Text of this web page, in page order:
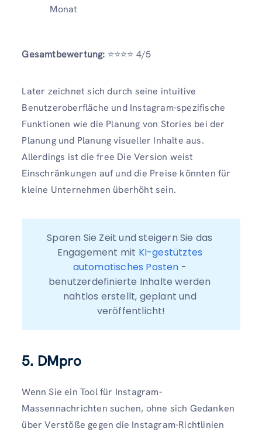
Monat
Gesamtbewertung: ⭐️⭐️⭐️⭐️ 4/5
Later zeichnet sich durch seine intuitive
Benutzeroberfläche und Instagram-spezifische
Funktionen wie die Planung von Stories bei der
Planung und Planung visueller Inhalte aus.
Allerdings ist die free Die Version weist
Einschränkungen auf und die Preise könnten für
kleine Unternehmen überhöht sein.
Sparen Sie Zeit und steigern Sie das
Engagement mit KI-gestütztes
automatisches Posten -
benutzerdefinierte Inhalte werden
nahtlos erstellt, geplant und
veröffentlicht!
5. DMpro
Wenn Sie ein Tool für Instagram-
Massennachrichten suchen, ohne sich Gedanken
über Verstöße gegen die Instagram-Richtlinien